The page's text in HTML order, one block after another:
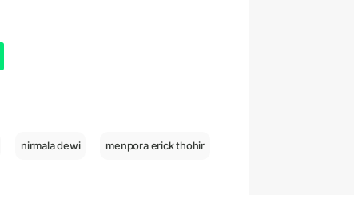
nirmala dewi menpora erick thohir